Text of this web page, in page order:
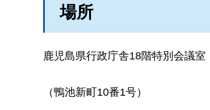
場所
鹿児島県行政庁舎18階特別会議室
（鴨池新町10番1号）